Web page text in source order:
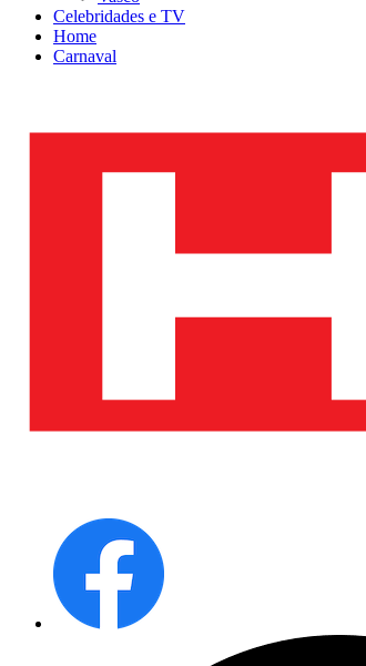
Celebridades e TV
Home
Carnaval